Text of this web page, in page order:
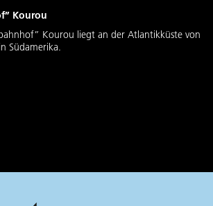
Kourou
Kourou liegt an der Atlantikküste von
Südamerika.